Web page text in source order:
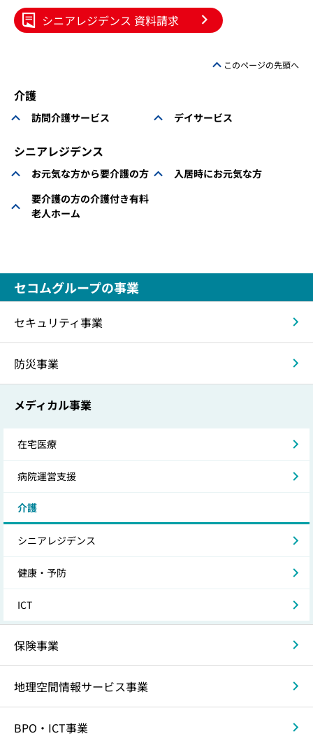
シニアレジデンス 資料請求
このページの先頭へ
介護
訪問介護サービス デイサービス
シニアレジデンス
お元気な方から要介護の方
入居時にお元気な方
要介護の方の介護付き有料
老人ホーム
セコムグループの事業
セキュリティ事業
防災事業
メディカル事業
在宅医療
病院運営支援
介護
シニアレジデンス
健康・予防
ICT
保険事業
地理空間情報サービス事業
BPO・ICT事業